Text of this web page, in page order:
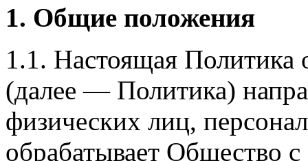
1. Общие положения
1.1. Настоящая Политика
(далее — Политика)
физических лиц,
обрабатывает Общество